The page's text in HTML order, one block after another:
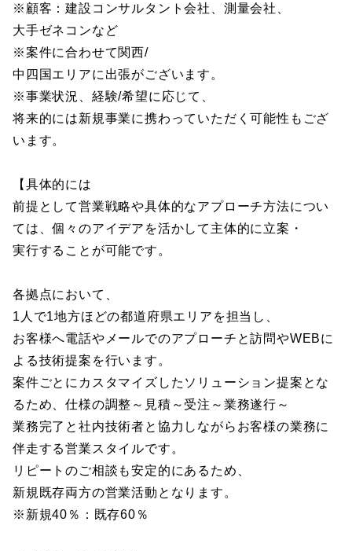
※顧客：建設コンサルタント会社、測量会社、
大手ゼネコンなど
※案件に合わせて関西/
中四国エリアに出張がございます。
※事業状況、経験/希望に応じて、
将来的には新規事業に携わっていただく可能性もござ
います。
【具体的には
前提として営業戦略や具体的なアプローチ方法につい
ては、個々のアイデアを活かして主体的に立案・
実行することが可能です。
各拠点において、
1人で1地方ほどの都道府県エリアを担当し、
お客様へ電話やメールでのアプローチと訪問やWEBに
よる技術提案を行います。
案件ごとにカスタマイズしたソリューション提案とな
るため、仕様の調整～見積～受注～業務遂行～
業務完了と社内技術者と協力しながらお客様の業務に
伴走する営業スタイルです。
リピートのご相談も安定的にあるため、
新規既存両方の営業活動となります。
※新規40％：既存60％